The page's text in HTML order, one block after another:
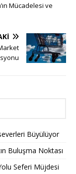
Mücadelesi ve
Büyülüyor
Buluşma Noktası
Seferi Müjdesi